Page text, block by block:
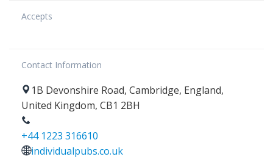
Accepts
Contact Information
1B Devonshire Road, Cambridge, England,
United Kingdom, CB1 2BH
+44 1223 316610
individualpubs.co.uk